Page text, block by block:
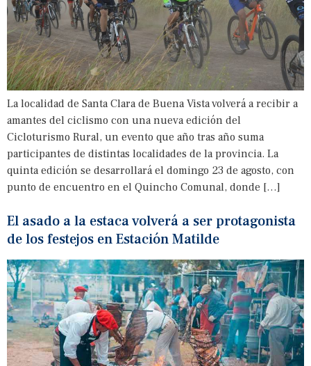
La localidad de Santa Clara de Buena Vista volverá a recibir a
amantes del ciclismo con una nueva edición del
Cicloturismo Rural, un evento que año tras año suma
participantes de distintas localidades de la provincia. La
quinta edición se desarrollará el domingo 23 de agosto, con
punto de encuentro en el Quincho Comunal, donde […]
El asado a la estaca volverá a ser protagonista
de los festejos en Estación Matilde